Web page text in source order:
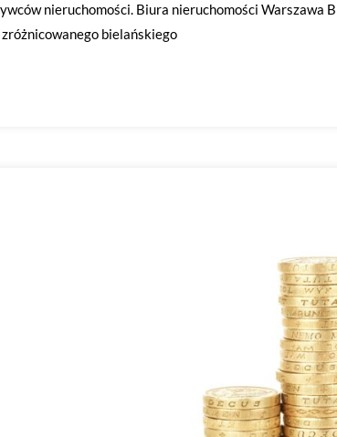
nieruchomości. Biura nieruchomości Warszawa
bielańskiego